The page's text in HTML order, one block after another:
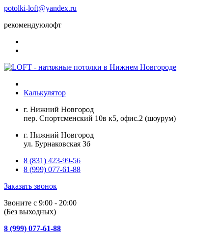
potolki-loft@yandex.ru
рекомендуюлофт
Калькулятор
г. Нижний Новгород
пер. Спортсменский 10в к5, офис.2 (шоурум)
г. Нижний Новгород
ул. Бурнаковская 3б
8 (831) 423-99-56
8 (999) 077-61-88
Заказать звонок
Звоните с 9:00 - 20:00
(Без выходных)
8 (999) 077-61-88